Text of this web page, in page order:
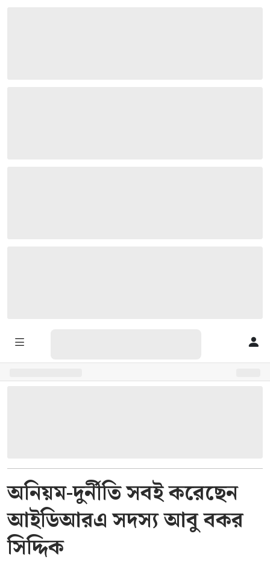
অনিয়ম-দুর্নীতি সবই করেছেন
আইডিআরএ সদস্য আবু বকর
সিদ্দিক